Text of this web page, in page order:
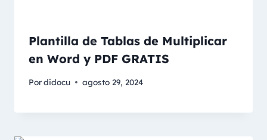
Plantilla de Tablas de Multiplicar
en Word y PDF GRATIS
Pordidocu agosto 29, 2024